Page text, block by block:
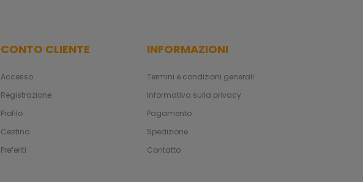
CONTO CLIENTE
Accesso
Registrazione
Profilo
Cestino
Preferiti
INFORMAZIONI
Termini e condizioni generali
Informativa sulla privacy
Pagamento
Spedizione
Contatto